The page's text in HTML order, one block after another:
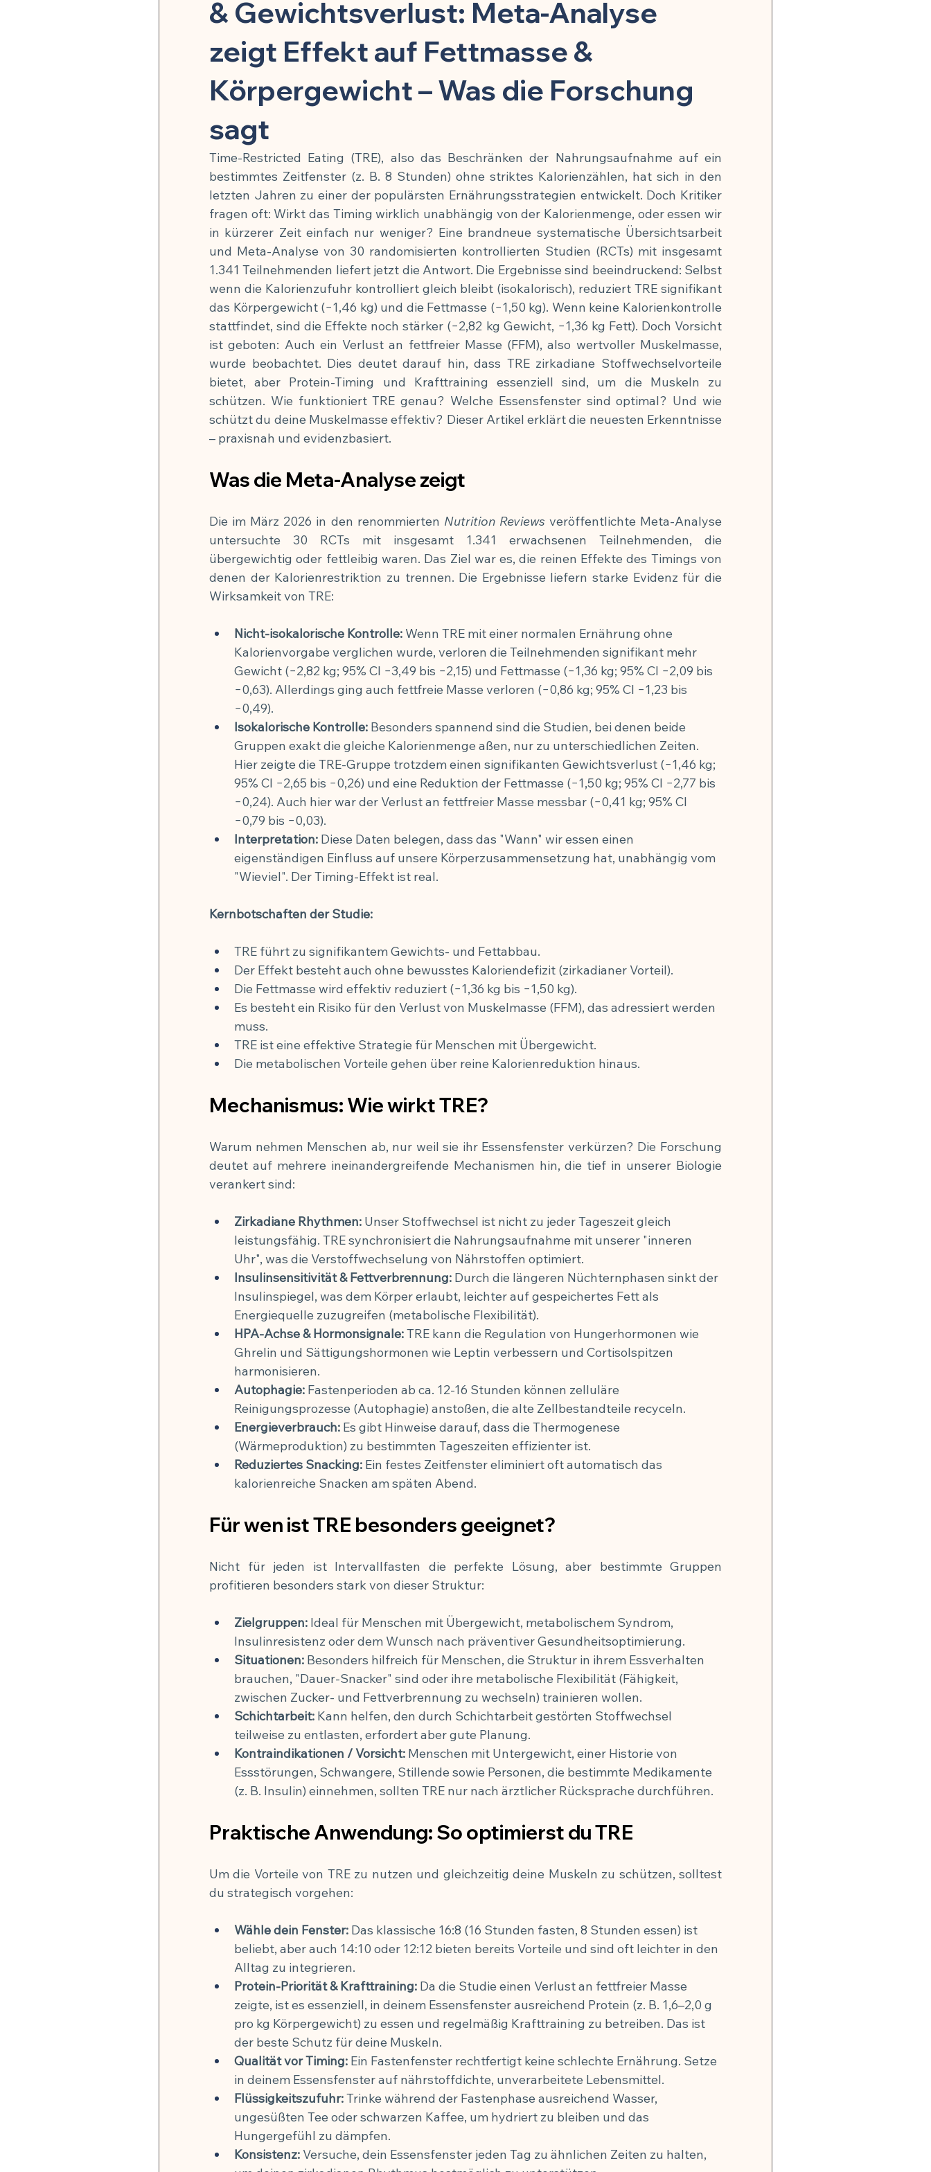
Mikrobiom & Parasiten Chronisch-entzündliche Erkrankungen Zellbiologie & Langlebigkeit
Krafttraining & Muskelaufbau Ernährung & Zellgesundheit
🍽️ Rezepte für Entzündungshemmung 🍽️ Rezepte für Muskelaufbau 🍽️ Rezepte für Hormonbalance
🍽️ Rezepte für Darmheilung 🍽️ Rezepte für Energie & Leistung 🍽️ Rezepte für Schlafqualität
🍽️ Rezepte für Zellverjüngung
& Gewichtsverlust: Meta-Analyse
zeigt Effekt auf Fettmasse &
Körpergewicht – Was die Forschung
sagt
Time-Restricted Eating (TRE), also das Beschränken der Nahrungsaufnahme auf ein
bestimmtes Zeitfenster (z. B. 8 Stunden) ohne striktes Kalorienzählen, hat sich in den
letzten Jahren zu einer der populärsten Ernährungsstrategien entwickelt. Doch Kritiker
fragen oft: Wirkt das Timing wirklich unabhängig von der Kalorienmenge, oder essen wir
in kürzerer Zeit einfach nur weniger? Eine brandneue systematische Übersichtsarbeit
und Meta-Analyse von 30 randomisierten kontrollierten Studien (RCTs) mit insgesamt
1.341 Teilnehmenden liefert jetzt die Antwort. Die Ergebnisse sind beeindruckend: Selbst
wenn die Kalorienzufuhr kontrolliert gleich bleibt (isokalorisch), reduziert TRE signifikant
das Körpergewicht (−1,46 kg) und die Fettmasse (−1,50 kg). Wenn keine Kalorienkontrolle
stattfindet, sind die Effekte noch stärker (−2,82 kg Gewicht, −1,36 kg Fett). Doch Vorsicht
ist geboten: Auch ein Verlust an fettfreier Masse (FFM), also wertvoller Muskelmasse,
wurde beobachtet. Dies deutet darauf hin, dass TRE zirkadiane Stoffwechselvorteile
bietet, aber Protein-Timing und Krafttraining essenziell sind, um die Muskeln zu
schützen. Wie funktioniert TRE genau? Welche Essensfenster sind optimal? Und wie
schützt du deine Muskelmasse effektiv? Dieser Artikel erklärt die neuesten Erkenntnisse
– praxisnah und evidenzbasiert.
Was die Meta-Analyse zeigt
Die im März 2026 in den renommierten Nutrition Reviews veröffentlichte Meta-Analyse
untersuchte 30 RCTs mit insgesamt 1.341 erwachsenen Teilnehmenden, die
übergewichtig oder fettleibig waren. Das Ziel war es, die reinen Effekte des Timings von
denen der Kalorienrestriktion zu trennen. Die Ergebnisse liefern starke Evidenz für die
Wirksamkeit von TRE:
Nicht-isokalorische Kontrolle: Wenn TRE mit einer normalen Ernährung ohne
Kalorienvorgabe verglichen wurde, verloren die Teilnehmenden signifikant mehr
Gewicht (−2,82 kg; 95% CI −3,49 bis −2,15) und Fettmasse (−1,36 kg; 95% CI −2,09 bis
−0,63). Allerdings ging auch fettfreie Masse verloren (−0,86 kg; 95% CI −1,23 bis
−0,49).
Isokalorische Kontrolle: Besonders spannend sind die Studien, bei denen beide
Gruppen exakt die gleiche Kalorienmenge aßen, nur zu unterschiedlichen Zeiten.
Hier zeigte die TRE-Gruppe trotzdem einen signifikanten Gewichtsverlust (−1,46 kg;
95% CI −2,65 bis −0,26) und eine Reduktion der Fettmasse (−1,50 kg; 95% CI −2,77 bis
−0,24). Auch hier war der Verlust an fettfreier Masse messbar (−0,41 kg; 95% CI
−0,79 bis −0,03).
Interpretation: Diese Daten belegen, dass das "Wann" wir essen einen
eigenständigen Einfluss auf unsere Körperzusammensetzung hat, unabhängig vom
"Wieviel". Der Timing-Effekt ist real.
Kernbotschaften der Studie:
TRE führt zu signifikantem Gewichts- und Fettabbau.
Der Effekt besteht auch ohne bewusstes Kaloriendefizit (zirkadianer Vorteil).
Die Fettmasse wird effektiv reduziert (−1,36 kg bis −1,50 kg).
Es besteht ein Risiko für den Verlust von Muskelmasse (FFM), das adressiert werden
muss.
TRE ist eine effektive Strategie für Menschen mit Übergewicht.
Die metabolischen Vorteile gehen über reine Kalorienreduktion hinaus.
Mechanismus: Wie wirkt TRE?
Warum nehmen Menschen ab, nur weil sie ihr Essensfenster verkürzen? Die Forschung
deutet auf mehrere ineinandergreifende Mechanismen hin, die tief in unserer Biologie
verankert sind:
Zirkadiane Rhythmen: Unser Stoffwechsel ist nicht zu jeder Tageszeit gleich
leistungsfähig. TRE synchronisiert die Nahrungsaufnahme mit unserer "inneren
Uhr", was die Verstoffwechselung von Nährstoffen optimiert.
Insulinsensitivität & Fettverbrennung: Durch die längeren Nüchternphasen sinkt der
Insulinspiegel, was dem Körper erlaubt, leichter auf gespeichertes Fett als
Energiequelle zuzugreifen (metabolische Flexibilität).
HPA-Achse & Hormonsignale: TRE kann die Regulation von Hungerhormonen wie
Ghrelin und Sättigungshormonen wie Leptin verbessern und Cortisolspitzen
harmonisieren.
Autophagie: Fastenperioden ab ca. 12-16 Stunden können zelluläre
Reinigungsprozesse (Autophagie) anstoßen, die alte Zellbestandteile recyceln.
Energieverbrauch: Es gibt Hinweise darauf, dass die Thermogenese
(Wärmeproduktion) zu bestimmten Tageszeiten effizienter ist.
Reduziertes Snacking: Ein festes Zeitfenster eliminiert oft automatisch das
kalorienreiche Snacken am späten Abend.
Für wen ist TRE besonders geeignet?
Nicht für jeden ist Intervallfasten die perfekte Lösung, aber bestimmte Gruppen
profitieren besonders stark von dieser Struktur:
Zielgruppen: Ideal für Menschen mit Übergewicht, metabolischem Syndrom,
Insulinresistenz oder dem Wunsch nach präventiver Gesundheitsoptimierung.
Situationen: Besonders hilfreich für Menschen, die Struktur in ihrem Essverhalten
brauchen, "Dauer-Snacker" sind oder ihre metabolische Flexibilität (Fähigkeit,
zwischen Zucker- und Fettverbrennung zu wechseln) trainieren wollen.
Schichtarbeit: Kann helfen, den durch Schichtarbeit gestörten Stoffwechsel
teilweise zu entlasten, erfordert aber gute Planung.
Kontraindikationen / Vorsicht: Menschen mit Untergewicht, einer Historie von
Essstörungen, Schwangere, Stillende sowie Personen, die bestimmte Medikamente
(z. B. Insulin) einnehmen, sollten TRE nur nach ärztlicher Rücksprache durchführen.
Praktische Anwendung: So optimierst du TRE
Um die Vorteile von TRE zu nutzen und gleichzeitig deine Muskeln zu schützen, solltest
du strategisch vorgehen:
Wähle dein Fenster: Das klassische 16:8 (16 Stunden fasten, 8 Stunden essen) ist
beliebt, aber auch 14:10 oder 12:12 bieten bereits Vorteile und sind oft leichter in den
Alltag zu integrieren.
Protein-Priorität & Krafttraining: Da die Studie einen Verlust an fettfreier Masse
zeigte, ist es essenziell, in deinem Essensfenster ausreichend Protein (z. B. 1,6–2,0 g
pro kg Körpergewicht) zu essen und regelmäßig Krafttraining zu betreiben. Das ist
der beste Schutz für deine Muskeln.
Qualität vor Timing: Ein Fastenfenster rechtfertigt keine schlechte Ernährung. Setze
in deinem Essensfenster auf nährstoffdichte, unverarbeitete Lebensmittel.
Flüssigkeitszufuhr: Trinke während der Fastenphase ausreichend Wasser,
ungesüßten Tee oder schwarzen Kaffee, um hydriert zu bleiben und das
Hungergefühl zu dämpfen.
Konsistenz: Versuche, dein Essensfenster jeden Tag zu ähnlichen Zeiten zu halten,